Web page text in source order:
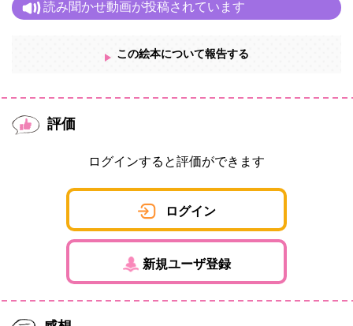
読み聞かせ動画が投稿されています
この絵本について報告する
評価
ログインすると評価ができます
ログイン
新規ユーザ登録